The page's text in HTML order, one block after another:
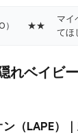
★★
マイ
てほ
れベイビ
（LAPE）